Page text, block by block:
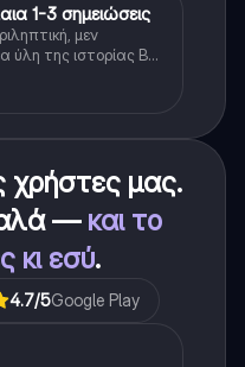
1-3 σημειώσεις
μεν
ύλη της ιστορίας Β
την
με προσοχή και
χρήστες μας.
— και το
κι εσύ.
4.7/5Google Play